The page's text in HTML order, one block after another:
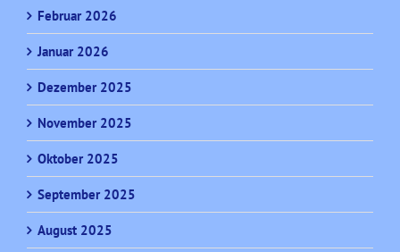
Februar 2026
Januar 2026
Dezember 2025
November 2025
Oktober 2025
September 2025
August 2025